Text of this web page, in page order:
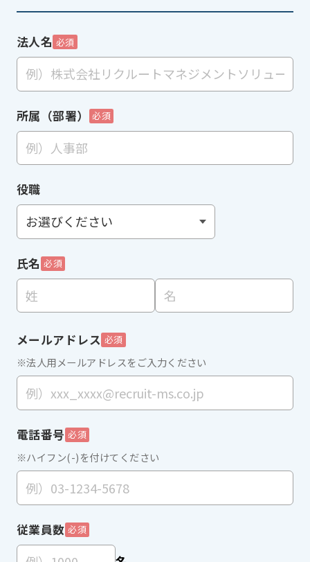
法人名 必須
所属（部署） 必須
役職
氏名 必須
メールアドレス 必須
※法人用メールアドレスをご入力ください
電話番号 必須
※ハイフン(-)を付けてください
従業員数 必須